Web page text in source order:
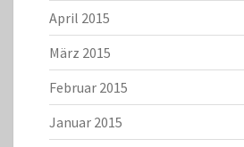
April 2015
März 2015
Februar 2015
Januar 2015